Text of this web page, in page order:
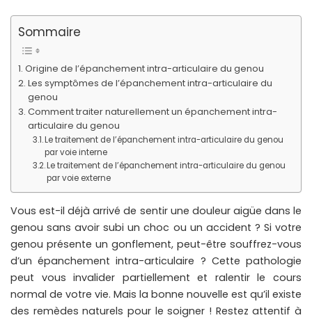
Sommaire
Origine de l’épanchement intra-articulaire du genou
Les symptômes de l’épanchement intra-articulaire du
genou
Comment traiter naturellement un épanchement intra-
articulaire du genou
Le traitement de l’épanchement intra-articulaire du genou
par voie interne
Le traitement de l’épanchement intra-articulaire du genou
par voie externe
Vous est-il déjà arrivé de sentir une douleur aigüe dans le
genou sans avoir subi un choc ou un accident ? Si votre
genou présente un gonflement, peut-être souffrez-vous
d’un épanchement intra-articulaire ? Cette pathologie
peut vous invalider partiellement et ralentir le cours
normal de votre vie. Mais la bonne nouvelle est qu’il existe
des remèdes naturels pour le soigner ! Restez attentif à